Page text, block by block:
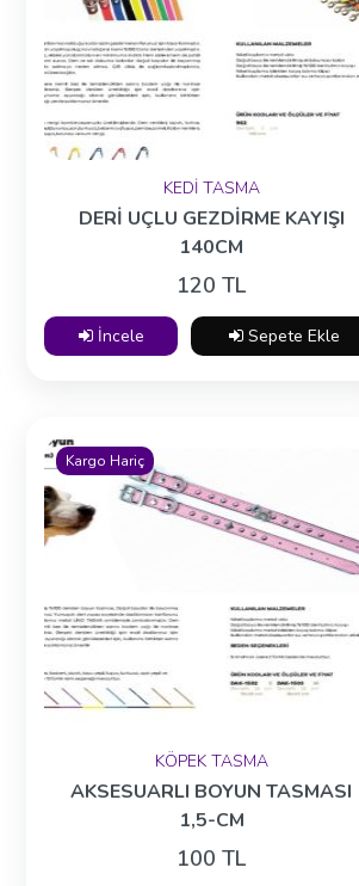
KEDİ TASMA
DERİ UÇLU GEZDİRME KAYIŞI
140CM
120 TL
İncele Sepete Ekle
Kargo Hariç
KÖPEK TASMA
AKSESUARLI BOYUN TASMASI
1,5-CM
100 TL